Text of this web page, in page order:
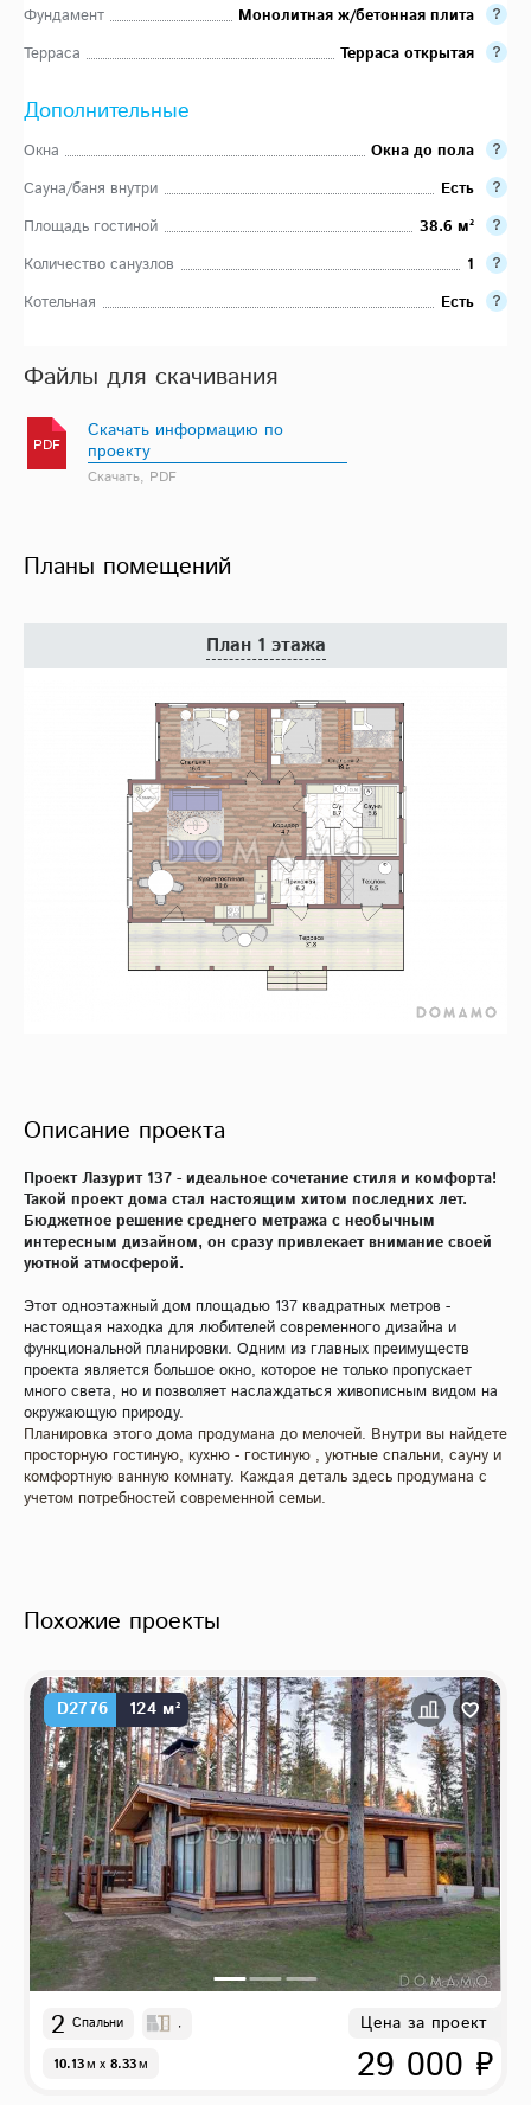
Фундамент
Монолитная ж/бетонная плита
Терраса
Терраса открытая
Дополнительные
Окна
Окна до пола
Сауна/баня внутри
Есть
Площадь гостиной
38.6 м²
Количество санузлов
1
Котельная
Есть
Файлы для скачивания
PDF
Скачать информацию по
проекту
Скачать, PDF
Планы помещений
План 1 этажа
Описание проекта
Проект Лазурит 137 - идеальное сочетание стиля и комфорта!
Такой проект дома стал настоящим хитом последних лет.
Бюджетное решение среднего метража с необычным
интересным дизайном, он сразу привлекает внимание своей
уютной атмосферой.
Этот одноэтажный дом площадью 137 квадратных метров -
настоящая находка для любителей современного дизайна и
функциональной планировки. Одним из главных преимуществ
проекта является большое окно, которое не только пропускает
много света, но и позволяет наслаждаться живописным видом на
окружающую природу.
Планировка этого дома продумана до мелочей. Внутри вы найдете
просторную гостиную, кухню - гостиную , уютные спальни, сауну и
комфортную ванную комнату. Каждая деталь здесь продумана с
учетом потребностей современной семьи.
Похожие проекты
D2776 124 м²
2 Спальни ,
10.13м x 8.33м
Цена за проект
29 000 ₽